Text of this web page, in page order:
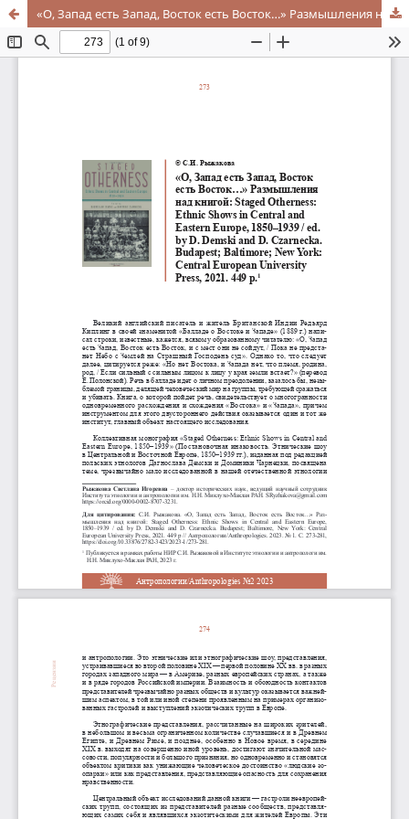
«О, Запад есть Запад, Восток есть Восток…» Размышления над книгой: Staged Otherness: Ethnic Shows in Central and Eastern Europe, 1850–1939 / ed. by D. Demski and D. Czarnecka. Budapest; Baltimore; New York: Central European University Press, 2021